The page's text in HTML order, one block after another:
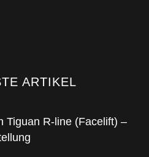
ARTIKEL
Tiguan R-line (Facelift) –